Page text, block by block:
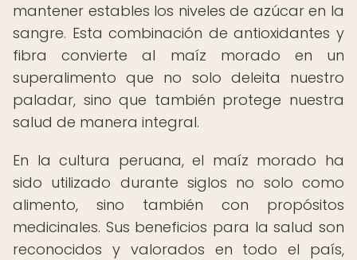
mantener estables los niveles de azúcar en la
sangre. Esta combinación de antioxidantes y
fibra convierte al maíz morado en un
superalimento que no solo deleita nuestro
paladar, sino que también protege nuestra
salud de manera integral.
En la cultura peruana, el maíz morado ha
sido utilizado durante siglos no solo como
alimento, sino también con propósitos
medicinales. Sus beneficios para la salud son
reconocidos y valorados en todo el país,